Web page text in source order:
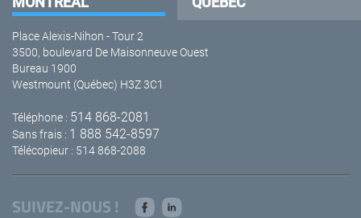
Place Alexis-Nihon - Tour 2
3500, boulevard De Maisonneuve Ouest
Bureau 1900
Westmount (Québec) H3Z 3C1
Téléphone : 514 868-2081
Sans frais : 1 888 542-8597
Télécopieur : 514 868-2088
SUIVEZ-NOUS !